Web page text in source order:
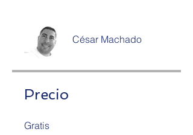
César Machado
Precio
Gratis